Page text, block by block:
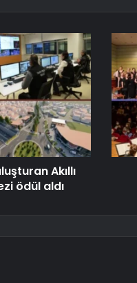
Akıllı
ödül aldı